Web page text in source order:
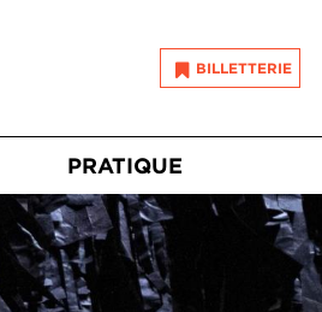
BILLETTERIE
PRATIQUE